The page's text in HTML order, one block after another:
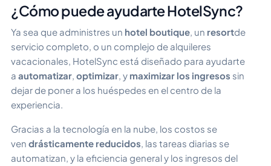
¿Cómo puede ayudarte HotelSync?
Ya sea que administres un hotel boutique , un resortde
servicio completo, o un complejo de alquileres
vacacionales, HotelSync está diseñado para ayudarte
a automatizar optimizar , y maximizar los ingresos sin
dejar de poner a los huéspedes en el centro de la
experiencia.
Gracias a la tecnología en la nube, los costos se
ven drásticamente reducidos, las tareas diarias se
automatizan, y la eficiencia general y los ingresos del